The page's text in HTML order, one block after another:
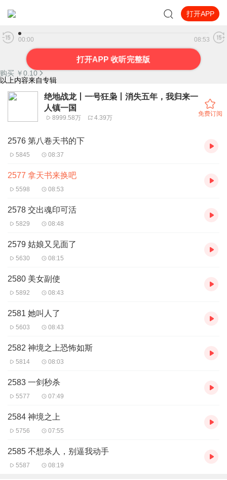
打开APP
2577 拿天书来换吧
00:00 08:53
打开APP 收听完整版
购买 ￥0.10
以上内容来自专辑
绝地战龙丨一号狂枭丨消失五年，我归来一
人镇一国
8999.58万 4.39万
免费订阅
2576 第八卷天书的下
5845 08:37
2577 拿天书来换吧
5598 08:53
2578 交出魂印可活
5829 08:48
2579 姑娘又见面了
5630 08:15
2580 美女副使
5892 08:43
2581 她叫人了
5603 08:43
2582 神境之上恐怖如斯
5814 08:03
2583 一剑秒杀
5577 07:49
2584 神境之上
5756 07:55
2585 不想杀人，别逼我动手
5587 08:19